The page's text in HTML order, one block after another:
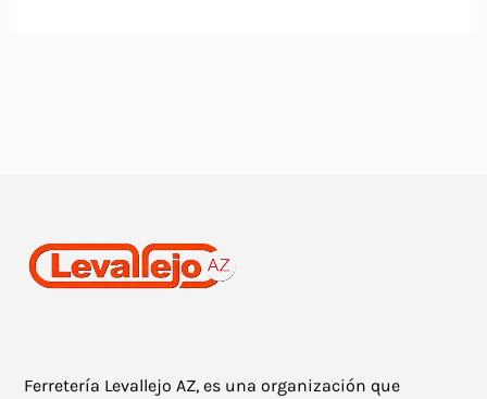
producto
Ferretería Levallejo AZ, es una organización que